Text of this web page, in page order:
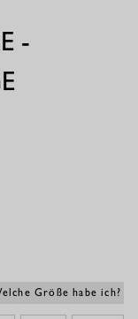
-
Größe habe ich?